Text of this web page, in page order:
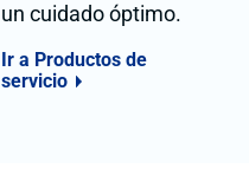
un cuidado óptimo.
Ir a Productos de
servicio